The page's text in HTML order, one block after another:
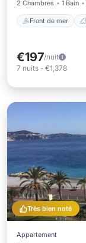
2 Chambres 1 Bain
Front de mer
€197/nuit
7 nuits - €1,378
Très bien noté
Appartement